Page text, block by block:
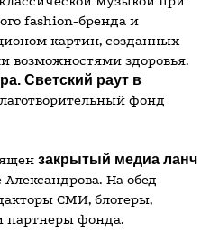
fashion-бренда и
картин, созданных
возможностями здоровья.
Светский раут в
фонд
закрытый медиа ланч
Александрова. На обед
СМИ, блогеры,
партнеры фонда.